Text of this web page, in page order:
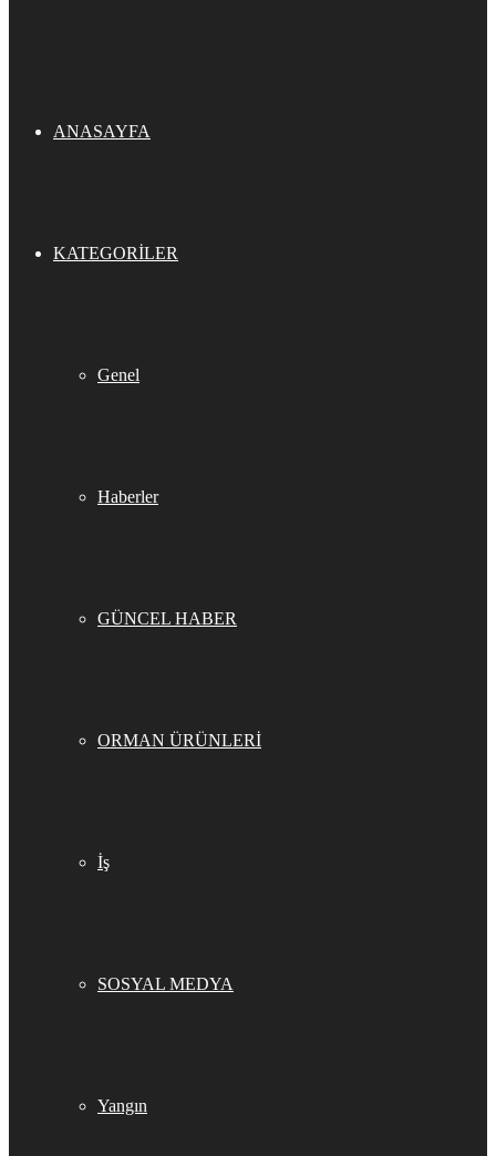
ANASAYFA
KATEGORILER
Genel
Haberler
GÜNCEL HABER
ORMAN ÜRÜNLERİ
İş
SOSYAL MEDYA
Yangın